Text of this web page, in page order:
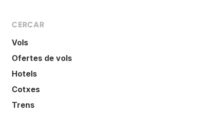
CERCAR
Vols
Ofertes de vols
Hotels
Cotxes
Trens